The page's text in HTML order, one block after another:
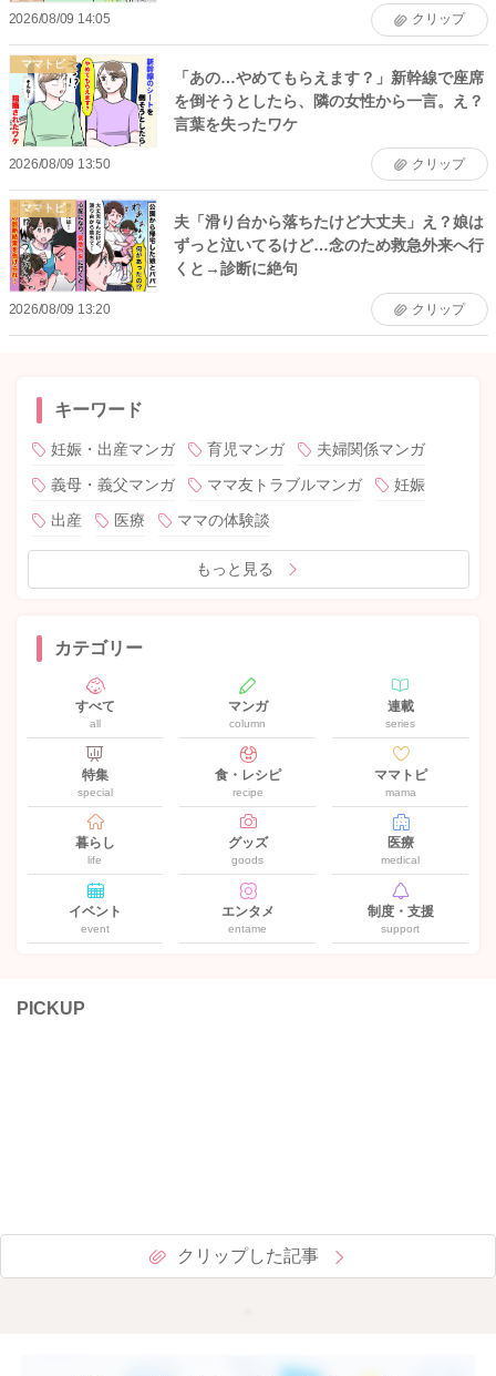
2026/08/09 14:05 クリップ
ママトピ
「あの…やめてもらえます？」新幹線で座席
を倒そうとしたら、隣の女性から一言。え？
言葉を失ったワケ
2026/08/09 13:50 クリップ
ママトピ
夫「滑り台から落ちたけど大丈夫」え？娘は
ずっと泣いてるけど…念のため救急外来へ行
くと→診断に絶句
2026/08/09 13:20 クリップ
キーワード
妊娠・出産マンガ 育児マンガ
夫婦関係マンガ
義母・義父マンガ
ママ友トラブルマンガ
妊娠
出産
医療 ママの体験談
もっと見る
カテゴリー
すべて
all
マンガ
column
連載
series
特集
special
食・レシピ
recipe
ママトピ
mama
暮らし
life
グッズ
goods
医療
medical
イベント
event
エンタメ
entame
制度・支援
support
PICKUP
クリップした記事